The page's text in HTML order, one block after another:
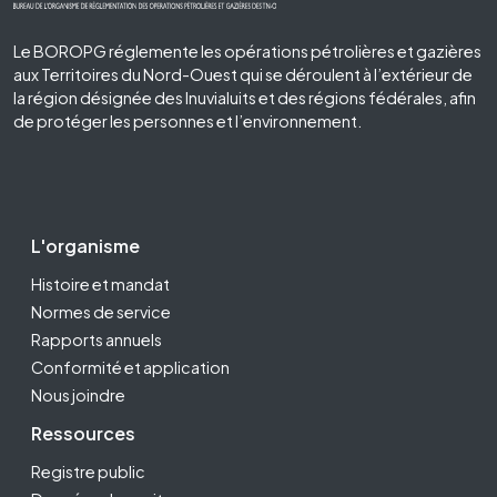
Le BOROPG réglemente les opérations pétrolières et gazières
aux Territoires du Nord-Ouest qui se déroulent à l’extérieur de
la région désignée des Inuvialuits et des régions fédérales, afin
de protéger les personnes et l’environnement.
Footer Second
L'organisme
Histoire et mandat
Normes de service
Rapports annuels
Conformité et application
Nous joindre
Ressources
Registre public